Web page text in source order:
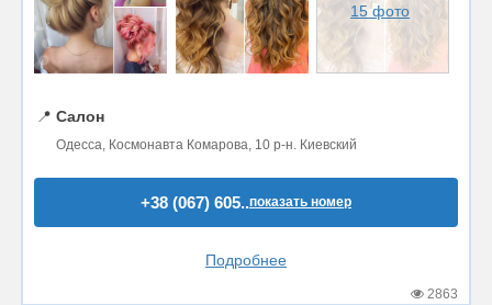
15 фото
📍 Салон
Одесса, Космонавта Комарова, 10 р-н. Киевский
+38 (067) 605..показать номер
Подробнее
2863